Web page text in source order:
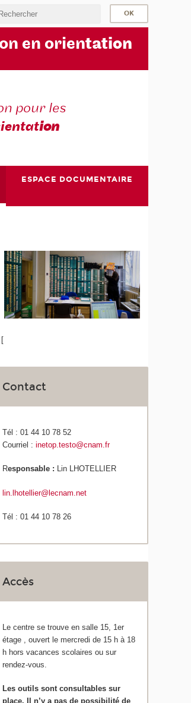
en orientation
pour les
ientation
ESPACE DOCUMENTAIRE
[
Contact
Tél : 01 44 10 78 52
Courriel :inetop.testo@cnam.fr
Responsable : Lin LHOTELLIER
lin.lhotellier@lecnam.net
Tél : 01 44 10 78 26
Accès
Le centre se trouve en salle 15, 1er
étage , ouvert le mercredi de 15 h à 18
h hors vacances scolaires ou sur
rendez-vous.
Les outils sont consultables sur
place. Il n’y a pas de possibilité de